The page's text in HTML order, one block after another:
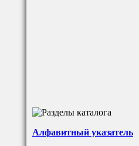
Алфавитный указатель